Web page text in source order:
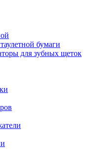
бумаги
для зубных щеток